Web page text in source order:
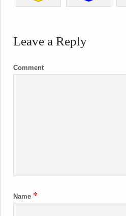
Leave a Reply
Comment
Name *